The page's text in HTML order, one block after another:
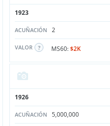
1923
ACUÑACIÓN 2
VALOR MS60:$2K
1926
ACUÑACIÓN 5,000,000